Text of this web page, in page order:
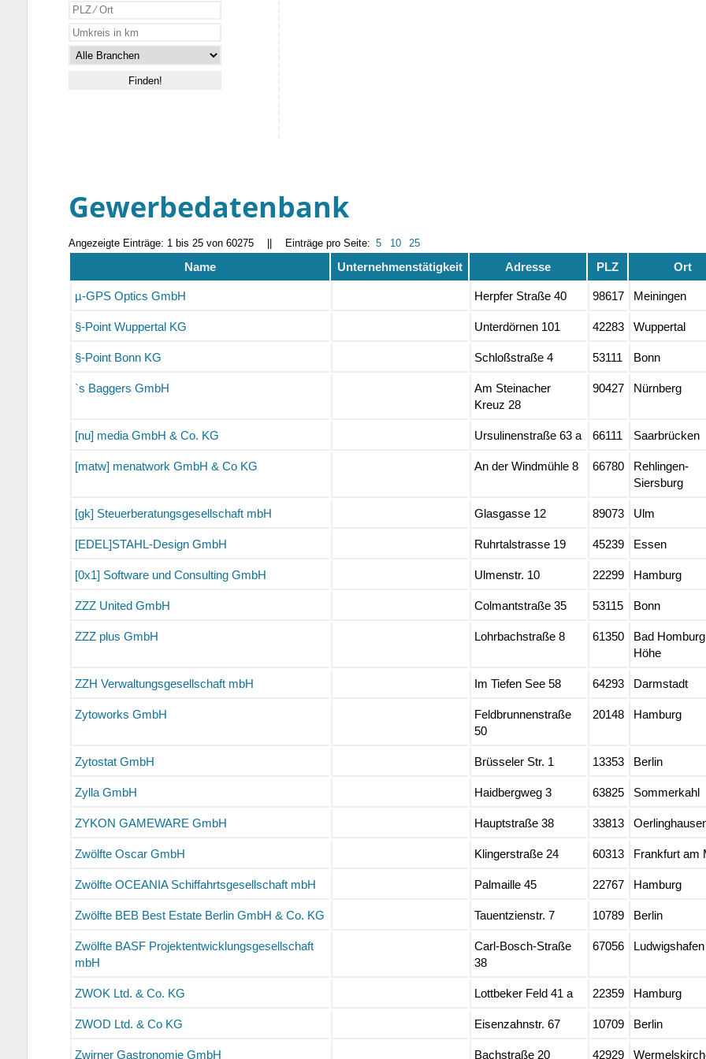
Gewerbedatenbank
Angezeigte Einträge: 1 bis 25 von 60275 Einträge pro Seite: 5 10 25
Name Unternehmenstätigkeit Adresse PLZ Ort
µ-GPS Optics GmbH Herpfer Straße 40 98617 Meiningen
§-Point Wuppertal KG Unterdörnen 101 42283 Wuppertal
§-Point Bonn KG Schloßstraße 4 53111 Bonn
`s Baggers GmbH
Am Steinacher
Kreuz 28
90427 Nürnberg
[nu] media GmbH & Co. KG Ursulinenstraße 63 a 66111 Saarbrücken
[matw] menatwork GmbH & Co KG An der Windmühle 8 66780
Rehlingen-
Siersburg
[gk] Steuerberatungsgesellschaft mbH Glasgasse 12 89073 Ulm
[EDEL]STAHL-Design GmbH Ruhrtalstrasse 19 45239 Essen
[0x1] Software und Consulting GmbH Ulmenstr. 10 22299 Hamburg
ZZZ United GmbH Colmantstraße 35 53115 Bonn
ZZZ plus GmbH Lohrbachstraße 8 61350
Bad
Höhe
ZZH Verwaltungsgesellschaft mbH Im Tiefen See 58 64293 Darmstadt
Zytoworks GmbH
Feldbrunnenstraße
50
20148 Hamburg
Zytostat GmbH Brüsseler Str. 1 13353 Berlin
Zylla GmbH Haidbergweg 3 63825 Sommerkahl
ZYKON GAMEWARE GmbH Hauptstraße 38 33813
Zwölfte Oscar GmbH Klingerstraße 24 60313 Frankfurt am
Zwölfte OCEANIA Schiffahrtsgesellschaft mbH Palmaille 45 22767 Hamburg
Zwölfte BEB Best Estate Berlin GmbH & Co. KG Tauentzienstr. 7 10789 Berlin
Zwölfte BASF Projektentwicklungsgesellschaft
mbH
Carl-Bosch-Straße
38
67056 Ludwigshafen
ZWOK Ltd. & Co. KG Lottbeker Feld 41 a 22359 Hamburg
ZWOD Ltd. & Co KG Eisenzahnstr. 67 10709 Berlin
Zwirner Gastronomie GmbH Bachstraße 20 42929